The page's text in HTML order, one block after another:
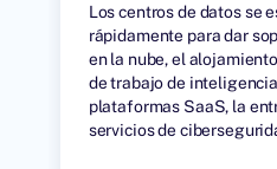
Los centros de datos se
rápidamente para dar
en la nube, el
de trabajo de
plataformas SaaS, la
servicios de